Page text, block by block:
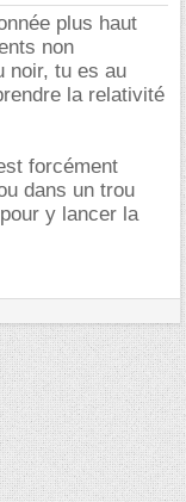
plus haut
non
noir, tu es au
la relativité
forcément
dans un trou
y lancer la